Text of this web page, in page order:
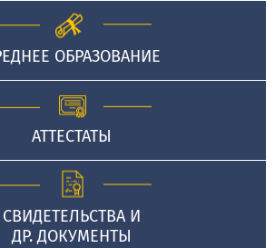
ОБРАЗОВАНИЕ
АТТЕСТАТЫ
СВИДЕТЕЛЬСТВА И
ДР. ДОКУМЕНТЫ